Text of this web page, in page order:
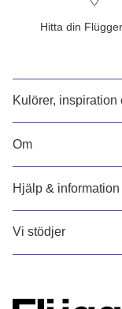
Hitta din
Kulörer,
Om
Hjälp & information
Vi stödjer